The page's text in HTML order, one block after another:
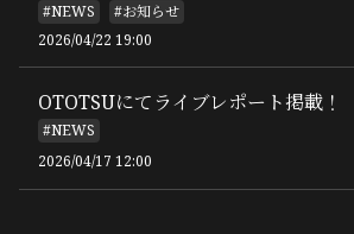
#NEWS
#お知らせ
2026/04/22 19:00
OTOTSUにてライブレポート掲載！
#NEWS
2026/04/17 12:00